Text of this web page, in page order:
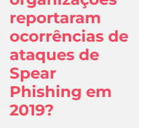
reportaram
ocorrências de
ataques de
Spear
Phishing em
2019?